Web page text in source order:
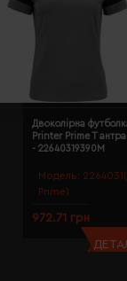
Модель:
Prime)
Двоколірна
Printer Prime T
- 22640319390M
972.71 грн